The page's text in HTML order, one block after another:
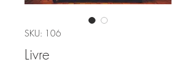
SKU: 106
Livre